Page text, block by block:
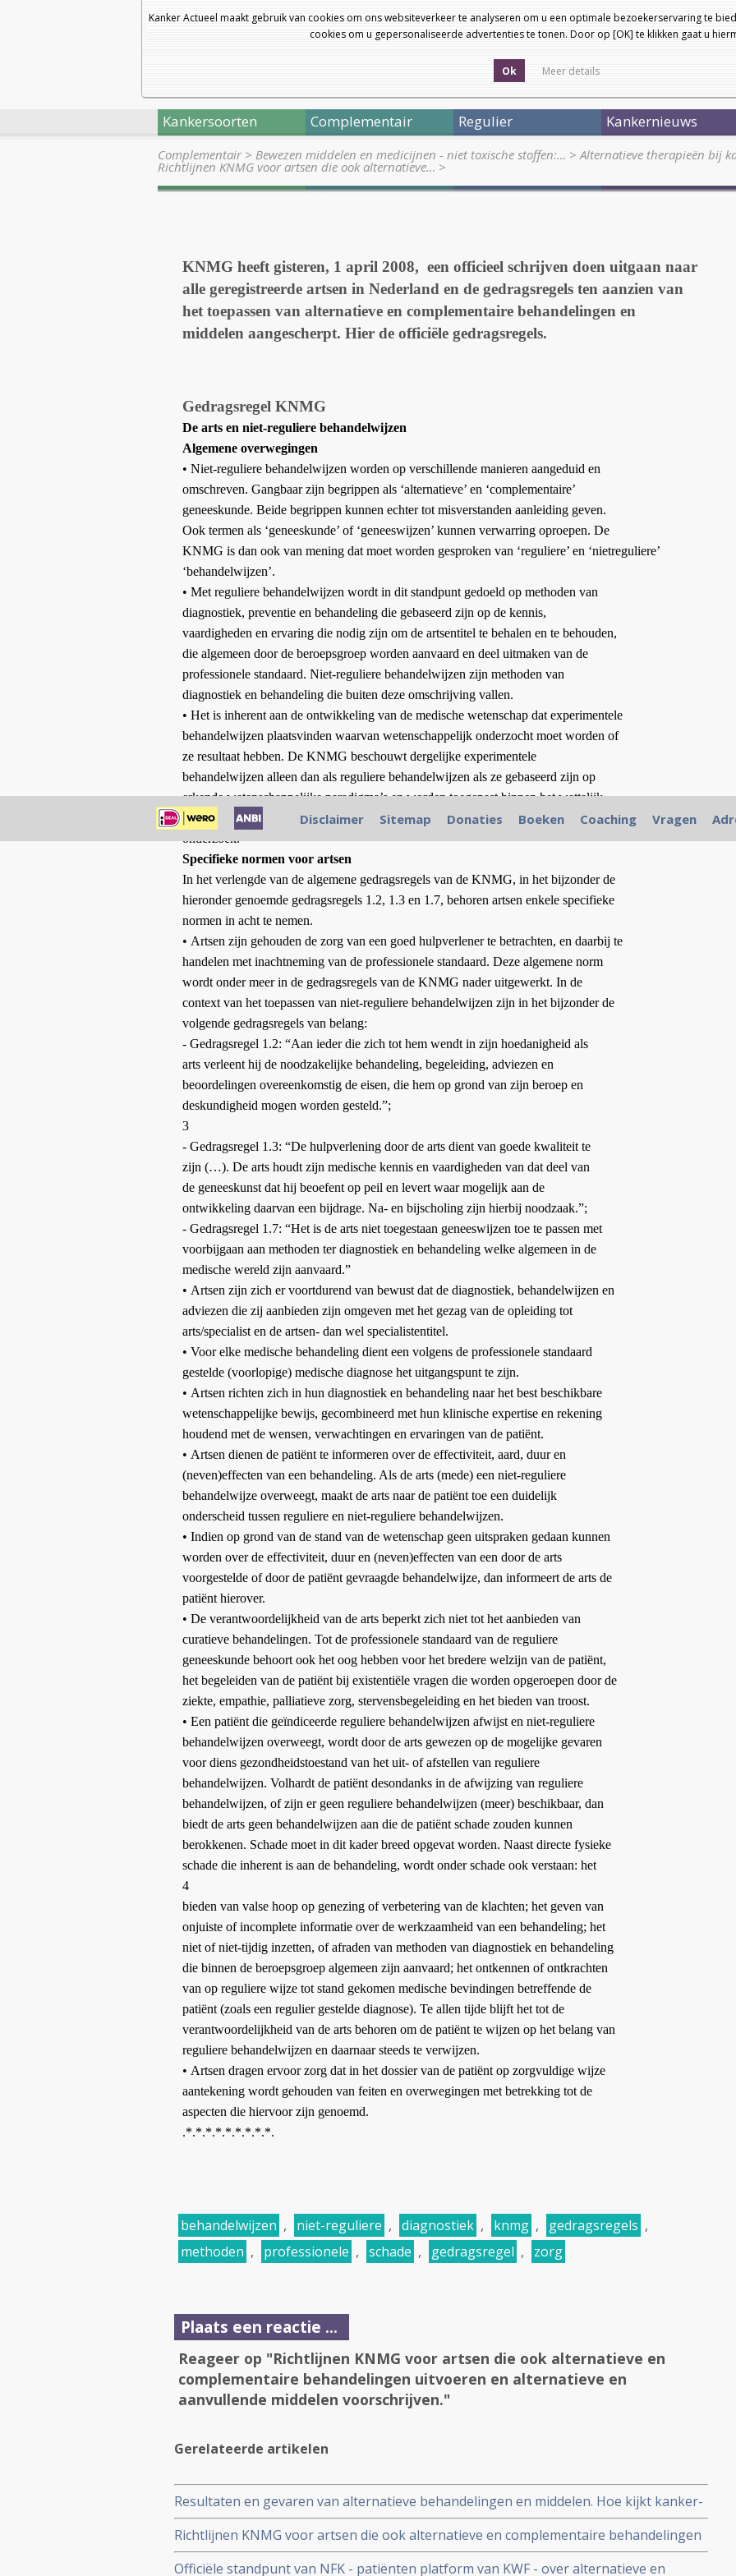
Kanker Actueel maakt gebruik van cookies om ons websiteverkeer te analyseren om u een optimale bezoekerservaring te
cookies om u gepersonaliseerde advertenties te tonen. Door op [OK] te klikken gaat u
Ok Meer details
Kankersoorten Complementair Regulier Kankernieuws
Complementair> Bewezen middelen en medicijnen - niet toxische stoffen:… >Alternatieve therapieën bij
Richtlijnen KNMG voor artsen die ook alternatieve… >
KNMG heeft gisteren, 1 april 2008, een officieel schrijven doen uitgaan naar
alle geregistreerde artsen in Nederland en de gedragsregels ten aanzien van
het toepassen van alternatieve en complementaire behandelingen en
middelen aangescherpt. Hier de officiële gedragsregels.
Gedragsregel KNMG
De arts en niet-reguliere behandelwijzen
Algemene overwegingen
• Niet-reguliere behandelwijzen worden op verschillende manieren aangeduid en
omschreven. Gangbaar zijn begrippen als ‘alternatieve’ en ‘complementaire’
geneeskunde. Beide begrippen kunnen echter tot misverstanden aanleiding geven.
Ook termen als ‘geneeskunde’ of ‘geneeswijzen’ kunnen verwarring oproepen. De
KNMG is dan ook van mening dat moet worden gesproken van ‘reguliere’ en ‘nietreguliere’
‘behandelwijzen’.
• Met reguliere behandelwijzen wordt in dit standpunt gedoeld op methoden van
diagnostiek, preventie en behandeling die gebaseerd zijn op de kennis,
vaardigheden en ervaring die nodig zijn om de artsentitel te behalen en te behouden,
die algemeen door de beroepsgroep worden aanvaard en deel uitmaken van de
professionele standaard. Niet-reguliere behandelwijzen zijn methoden van
diagnostiek en behandeling die buiten deze omschrijving vallen.
• Het is inherent aan de ontwikkeling van de medische wetenschap dat experimentele
behandelwijzen plaatsvinden waarvan wetenschappelijk onderzocht moet worden of
ze resultaat hebben. De KNMG beschouwt dergelijke experimentele
behandelwijzen alleen dan als reguliere behandelwijzen als ze gebaseerd zijn op
erkende wetenschappelijke paradigma’s en worden toegepast binnen het wettelijk
toetsingskader en de normen en uitgangspunten van medisch wetenschappelijk
onderzoek.
Specifieke normen voor artsen
In het verlengde van de algemene gedragsregels van de KNMG, in het bijzonder de
hieronder genoemde gedragsregels 1.2, 1.3 en 1.7, behoren artsen enkele specifieke
normen in acht te nemen.
• Artsen zijn gehouden de zorg van een goed hulpverlener te betrachten, en daarbij te
handelen met inachtneming van de professionele standaard. Deze algemene norm
wordt onder meer in de gedragsregels van de KNMG nader uitgewerkt. In de
context van het toepassen van niet-reguliere behandelwijzen zijn in het bijzonder de
volgende gedragsregels van belang:
- Gedragsregel 1.2: “Aan ieder die zich tot hem wendt in zijn hoedanigheid als
arts verleent hij de noodzakelijke behandeling, begeleiding, adviezen en
beoordelingen overeenkomstig de eisen, die hem op grond van zijn beroep en
deskundigheid mogen worden gesteld.”;
3
- Gedragsregel 1.3: “De hulpverlening door de arts dient van goede kwaliteit te
zijn (…). De arts houdt zijn medische kennis en vaardigheden van dat deel van
de geneeskunst dat hij beoefent op peil en levert waar mogelijk aan de
ontwikkeling daarvan een bijdrage. Na- en bijscholing zijn hierbij noodzaak.”;
- Gedragsregel 1.7: “Het is de arts niet toegestaan geneeswijzen toe te passen met
voorbijgaan aan methoden ter diagnostiek en behandeling welke algemeen in de
medische wereld zijn aanvaard.”
• Artsen zijn zich er voortdurend van bewust dat de diagnostiek, behandelwijzen en
adviezen die zij aanbieden zijn omgeven met het gezag van de opleiding tot
arts/specialist en de artsen- dan wel specialistentitel.
• Voor elke medische behandeling dient een volgens de professionele standaard
gestelde (voorlopige) medische diagnose het uitgangspunt te zijn.
• Artsen richten zich in hun diagnostiek en behandeling naar het best beschikbare
wetenschappelijke bewijs, gecombineerd met hun klinische expertise en rekening
houdend met de wensen, verwachtingen en ervaringen van de patiënt.
• Artsen dienen de patiënt te informeren over de effectiviteit, aard, duur en
(neven)effecten van een behandeling. Als de arts (mede) een niet-reguliere
behandelwijze overweegt, maakt de arts naar de patiënt toe een duidelijk
onderscheid tussen reguliere en niet-reguliere behandelwijzen.
• Indien op grond van de stand van de wetenschap geen uitspraken gedaan kunnen
worden over de effectiviteit, duur en (neven)effecten van een door de arts
voorgestelde of door de patiënt gevraagde behandelwijze, dan informeert de arts de
patiënt hierover.
• De verantwoordelijkheid van de arts beperkt zich niet tot het aanbieden van
curatieve behandelingen. Tot de professionele standaard van de reguliere
geneeskunde behoort ook het oog hebben voor het bredere welzijn van de patiënt,
het begeleiden van de patiënt bij existentiële vragen die worden opgeroepen door de
ziekte, empathie, palliatieve zorg, stervensbegeleiding en het bieden van troost.
• Een patiënt die geïndiceerde reguliere behandelwijzen afwijst en niet-reguliere
behandelwijzen overweegt, wordt door de arts gewezen op de mogelijke gevaren
voor diens gezondheidstoestand van het uit- of afstellen van reguliere
behandelwijzen. Volhardt de patiënt desondanks in de afwijzing van reguliere
behandelwijzen, of zijn er geen reguliere behandelwijzen (meer) beschikbaar, dan
biedt de arts geen behandelwijzen aan die de patiënt schade zouden kunnen
berokkenen. Schade moet in dit kader breed opgevat worden. Naast directe fysieke
schade die inherent is aan de behandeling, wordt onder schade ook verstaan: het
4
bieden van valse hoop op genezing of verbetering van de klachten; het geven van
onjuiste of incomplete informatie over de werkzaamheid van een behandeling; het
niet of niet-tijdig inzetten, of afraden van methoden van diagnostiek en behandeling
die binnen de beroepsgroep algemeen zijn aanvaard; het ontkennen of ontkrachten
van op reguliere wijze tot stand gekomen medische bevindingen betreffende de
patiënt (zoals een regulier gestelde diagnose). Te allen tijde blijft het tot de
verantwoordelijkheid van de arts behoren om de patiënt te wijzen op het belang van
reguliere behandelwijzen en daarnaar steeds te verwijzen.
• Artsen dragen ervoor zorg dat in het dossier van de patiënt op zorgvuldige wijze
aantekening wordt gehouden van feiten en overwegingen met betrekking tot de
aspecten die hiervoor zijn genoemd.
.*.*.*.*.*.*.*.*.*.
behandelwijzen , niet-reguliere , diagnostiek , knmg , gedragsregels ,
methoden , professionele , schade , gedragsregel , zorg
Plaats een reactie ...
Reageer op "Richtlijnen KNMG voor artsen die ook alternatieve en
complementaire behandelingen uitvoeren en alternatieve en
aanvullende middelen voorschrijven."
Gerelateerde artikelen
Resultaten en gevaren van alternatieve behandelingen en middelen. Hoe kijkt kanker-
actueel daar tegenaan?
Richtlijnen KNMG voor artsen die ook alternatieve en complementaire behandelingen
uitvoeren en alternatieve en aanvullende middelen voorschrijven.
Officiële standpunt van NFK - patiënten platform van KWF - over alternatieve en
Disclaimer Sitemap Donaties Boeken Coaching Vragen